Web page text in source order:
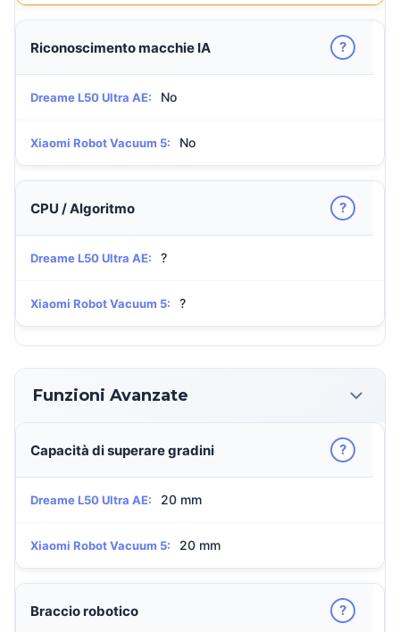
Riconoscimento macchie IA ?
Dreame L50 Ultra AE: No
Xiaomi Robot Vacuum 5: No
CPU / Algoritmo ?
Dreame L50 Ultra AE: ?
Xiaomi Robot Vacuum 5: ?
Funzioni Avanzate
Capacità di superare gradini ?
Dreame L50 Ultra AE: 20 mm
Xiaomi Robot Vacuum 5: 20 mm
Braccio robotico ?